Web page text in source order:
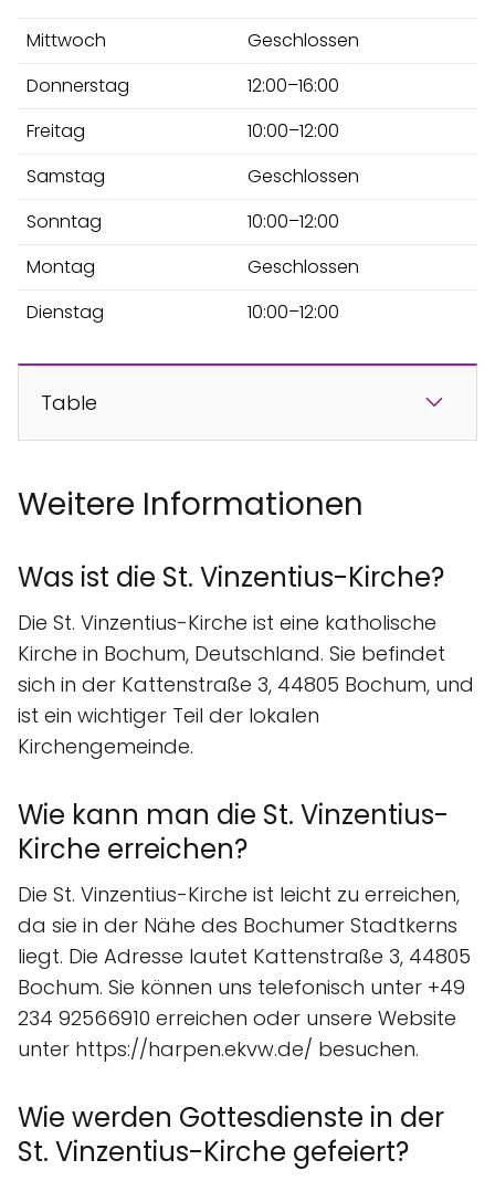
Mittwoch
Geschlossen
Donnerstag
12:00–16:00
Freitag
10:00–12:00
Samstag
Geschlossen
Sonntag
10:00–12:00
Montag
Geschlossen
Dienstag
10:00–12:00
Table
Weitere Informationen
Was ist die St. Vinzentius-Kirche?
Die St. Vinzentius-Kirche ist eine katholische
Kirche in Bochum, Deutschland. Sie befindet
sich in der Kattenstraße 3, 44805 Bochum, und
ist ein wichtiger Teil der lokalen
Kirchengemeinde.
Wie kann man die St. Vinzentius-
Kirche erreichen?
Die St. Vinzentius-Kirche ist leicht zu erreichen,
da sie in der Nähe des Bochumer Stadtkerns
liegt. Die Adresse lautet Kattenstraße 3, 44805
Bochum. Sie können uns telefonisch unter +49
234 92566910 erreichen oder unsere Website
unter https://harpen.ekvw.de/ besuchen.
Wie werden Gottesdienste in der
St. Vinzentius-Kirche gefeiert?